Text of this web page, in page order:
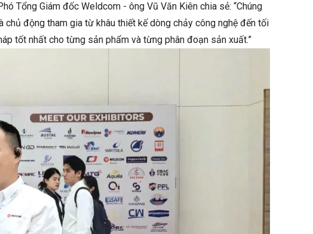
Tổng Giám đốc Weldcom - ông Vũ Văn Kiên chia sẻ: “Chúng
động tham gia từ khâu thiết kế dòng chảy công nghệ đến tối
tốt nhất cho từng sản phẩm và từng phân đoạn sản xuất.”